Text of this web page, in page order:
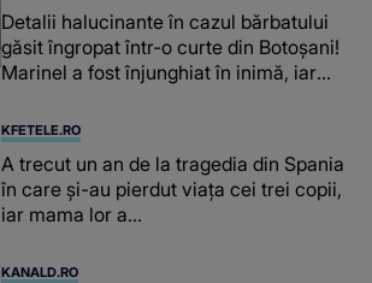
Detalii halucinante în cazul bărbatului
găsit îngropat într-o curte din Botoșani!
Marinel a fost înjunghiat în inimă, iar
suspecți
KFETELE.RO
A trecut un an de la tragedia din Spania
în care și-au pierdut viața cei trei copii,
iar mama lor a…
KANALD.RO